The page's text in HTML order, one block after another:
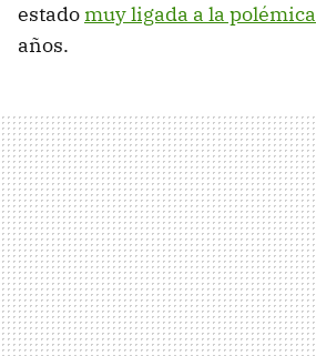
estadomuy ligada a la polémica
años.